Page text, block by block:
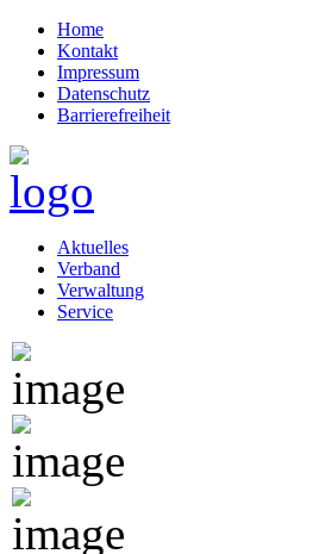
Home
Kontakt
Impressum
Datenschutz
Barrierefreiheit
Aktuelles
Verband
Verwaltung
Service